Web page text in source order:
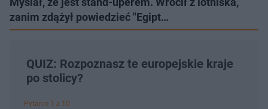
zanim zdążył powiedzieć "Egipt…
QUIZ: Rozpoznasz te europejskie kraje
po stolicy?
Pytanie 1 z 10